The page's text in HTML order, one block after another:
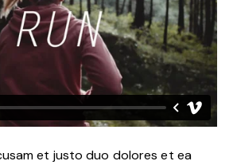
et justo duo dolores et ea